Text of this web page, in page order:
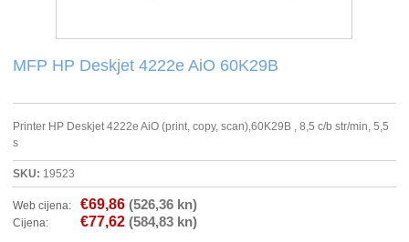
SOFTWARE
POS OPREMA
PERIFERIJA
MFP HP Deskjet 4222e AiO 60K29B
Printer HP Deskjet 4222e AiO (print, copy, scan),60K29B , 8,5 c/b str/min, 5,5
s
SKU: 19523
Web cijena: €69,86 (526,36 kn)
Cijena: €77,62 (584,83 kn)